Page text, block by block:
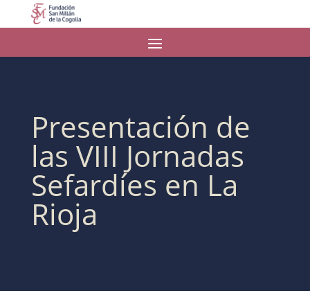
Presentación de
las VIII Jornadas
Sefardíes en La
Rioja